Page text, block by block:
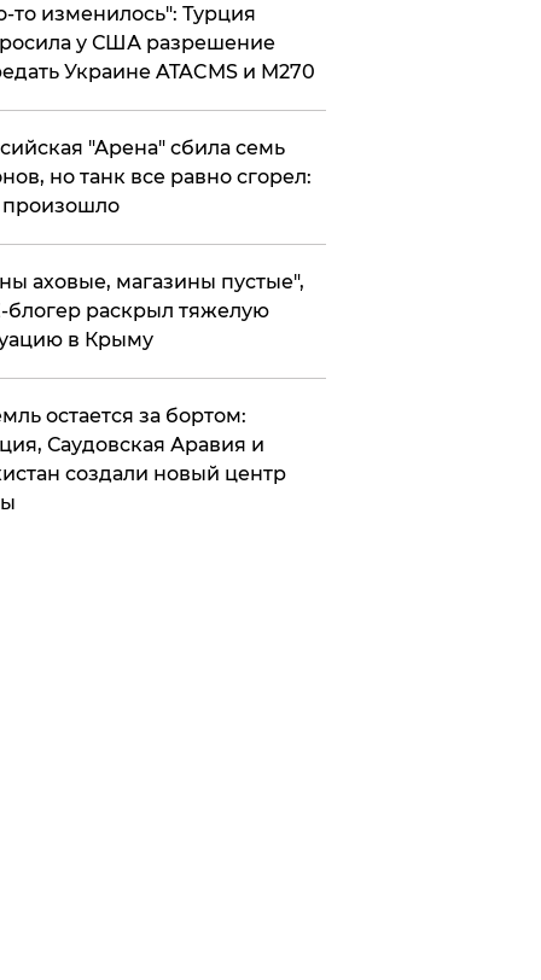
то изменилось": Турция
у США разрешение
Украине ATACMS и M270
"Арена" сбила семь
но танк все равно сгорел:
произошло
аховые, магазины пустые",
раскрыл тяжелую
в Крыму
остается за бортом:
Саудовская Аравия и
создали новый центр